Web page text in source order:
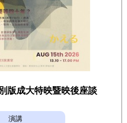
版成大特映暨映後座談
演講